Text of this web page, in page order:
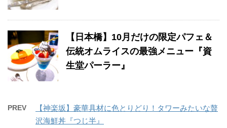
【日本橋】10月だけの限定パフェ＆
伝統オムライスの最強メニュー『資
生堂パーラー』
PREV
【神楽坂】豪華具材に色とりどり！タワーみたいな贅
沢海鮮丼『つじ半』